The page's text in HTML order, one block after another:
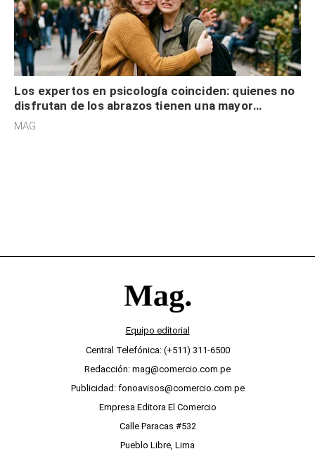
Los expertos en psicología coinciden: quienes no
disfrutan de los abrazos tienen una mayor
sensibilidad a los estímulos físicos y no es por
MAG.
Equipo editorial
Central Telefónica: (+511) 311-6500
Redacción: mag@comercio.com.pe
Publicidad: fonoavisos@comercio.com.pe
Empresa Editora El Comercio
Calle Paracas #532
Pueblo Libre, Lima